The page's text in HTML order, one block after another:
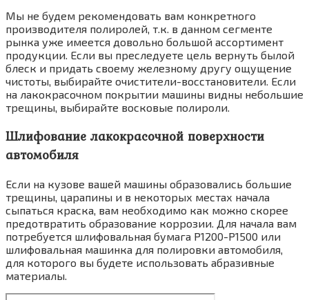
Мы не будем рекомендовать вам конкретного
производителя полиролей, т.к. в данном сегменте
рынка уже имеется довольно большой ассортимент
продукции. Если вы преследуете цель вернуть былой
блеск и придать своему железному другу ощущение
чистоты, выбирайте очистители-восстановители. Если
на лакокрасочном покрытии машины видны небольшие
трещины, выбирайте восковые полироли.
Шлифование лакокрасочной поверхности
автомобиля
Если на кузове вашей машины образовались большие
трещины, царапины и в некоторых местах начала
сыпаться краска, вам необходимо как можно скорее
предотвратить образование коррозии. Для начала вам
потребуется шлифовальная бумага Р1200-Р1500 или
шлифовальная машинка для полировки автомобиля,
для которого вы будете использовать абразивные
материалы.